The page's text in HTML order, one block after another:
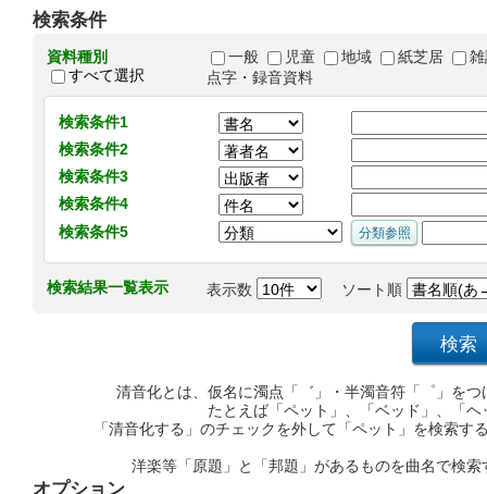
検索条件
資料種別
すべて選択
一般 児童 地域 紙芝居
点字・録音資料
検索条件1
検索条件2
検索条件3
検索条件4
検索条件5
検索結果一覧表示 表示数 ソート順
清音化とは、仮名に濁点「゛」・半濁音符「゜」を
たとえば「ペット」、「ベッド」、「
「清音化する」のチェックを外して「ペット」を検索
洋楽等「原題」と「邦題」があるものを曲名で検
オプション